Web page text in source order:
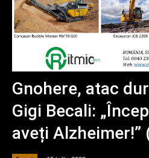
Gnohere, atac
Gigi Becali:
aveți Alzheimer!”